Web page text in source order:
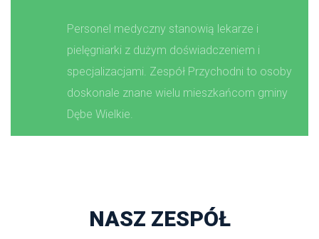
Personel medyczny stanowią lekarze i
pielęgniarki z dużym doświadczeniem i
pecjalizacjami. Zespół Przychodni to osoby
doskonale znane wielu mieszkańcom gminy
Dębe Wielkie.
NASZ ZESPÓŁ